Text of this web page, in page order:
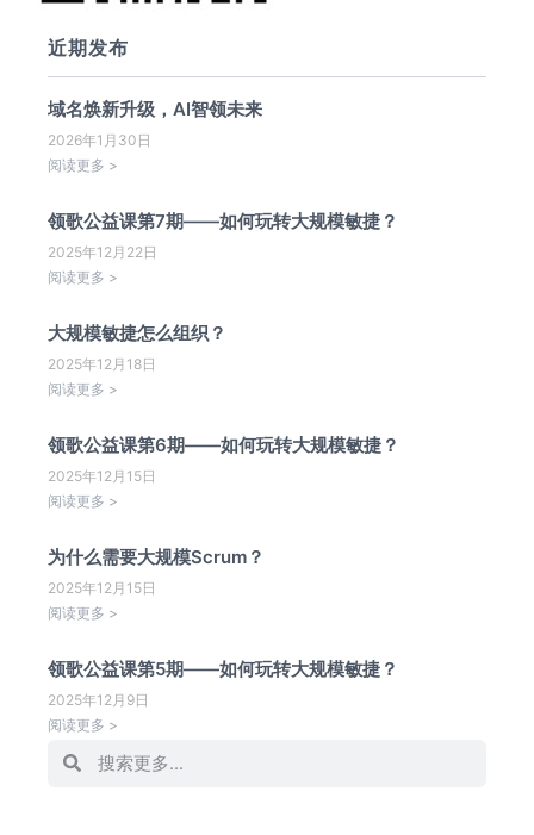
近期发布
域名焕新升级，AI智领未来
2026年1月30日
阅读更多 >
领歌公益课第7期——如何玩转大规模敏捷？
2025年12月22日
阅读更多 >
大规模敏捷怎么组织？
2025年12月18日
阅读更多 >
领歌公益课第6期——如何玩转大规模敏捷？
2025年12月15日
阅读更多 >
为什么需要大规模Scrum？
2025年12月15日
阅读更多 >
领歌公益课第5期——如何玩转大规模敏捷？
2025年12月9日
阅读更多 >